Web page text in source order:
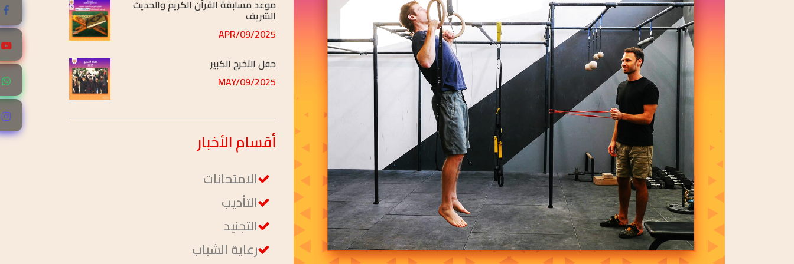
2025/APR/09
حفل التخرج الكبير
2025/MAY/09
ملتقى الخريجين الأول
أقسامالأخبار
الامتحانات
التأديب
التجنيد
رعاية الشباب